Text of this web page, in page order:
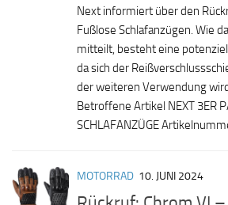
Next informiert über den
Fußlose Schlafanzügen. Wie
mitteilt, besteht eine
da sich der
der weiteren Verwendung
Betroffene Artikel NEXT 3ER
SCHLAFANZÜGE
MOTORRAD 10. JUNI 2024